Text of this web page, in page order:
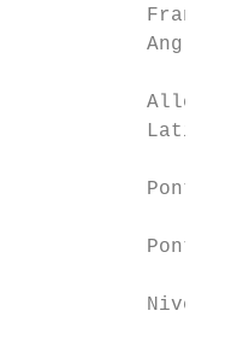
Anglais
Latin
Pont
Pont